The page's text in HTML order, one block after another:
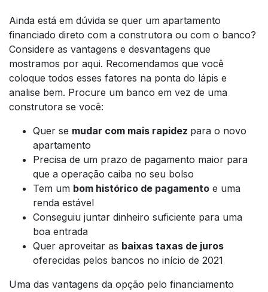
Ainda está em dúvida se quer um apartamento
financiado direto com a construtora ou com o banco?
Considere as vantagens e desvantagens que
mostramos por aqui. Recomendamos que você
coloque todos esses fatores na ponta do lápis e
analise bem. Procure um banco em vez de uma
construtora se você:
Quer se mudar com mais rapidez para o novo
apartamento
Precisa de um prazo de pagamento maior para
que a operação caiba no seu bolso
Tem um bom histórico de pagamento e uma
renda estável
Conseguiu juntar dinheiro suficiente para uma
boa entrada
Quer aproveitar as baixas taxas de juros
oferecidas pelos bancos no início de 2021
Uma das vantagens da opção pelo financiamento